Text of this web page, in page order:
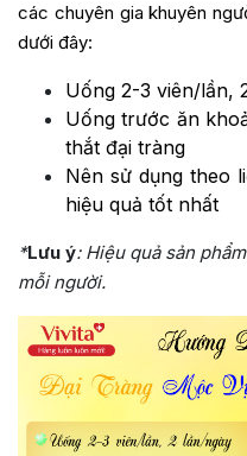
các chuyên gia khuyên
dưới đây:
Uống 2-3 viên/lần,
Uống trước ăn
thắt đại tràng
Nên sử dụng theo
hiệu quả tốt nhất
*Lưu ý: Hiệu quả sản
mỗi người.